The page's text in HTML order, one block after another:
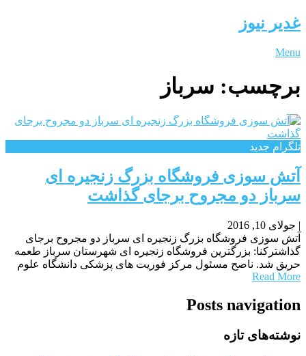
غدیر نیوز
Menu
برچسب: سرباز
تلگرام جدید
آتش سوزی فروشگاه بزرگ زنجیره ای
سرباز دو مجروح برجای گذاشت
| جولای 10, 2016
آتش سوزی فروشگاه بزرگ زنجیره ای سرباز دو مجروح برجای
گذاشترکنا: بزرگترین فروشگاه زنجیره ای شهرستان سرباز طعمه
حریق شد. ناصح مسئول مرکز فوریت های پزشکی دانشگاه علوم
Read More
Posts navigation
نوشته‌های تازه